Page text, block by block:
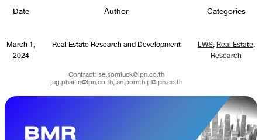
Date
March 1,
2024
Author
Real Estate Research and Development
Contract:se.somluck@lpn.co.th
,ug.phailin@lpn.co.th,an.pornthip@lpn.co.th
Categories
LWS,Real Estate,
Research